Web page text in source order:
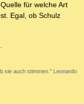
für welche Art
Egal, ob Schulz
sie auch stimmen." Leonardo